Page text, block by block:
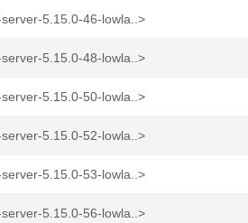
5.15.0-46-lowla..>
5.15.0-48-lowla..>
5.15.0-50-lowla..>
5.15.0-52-lowla..>
5.15.0-53-lowla..>
5.15.0-56-lowla..>